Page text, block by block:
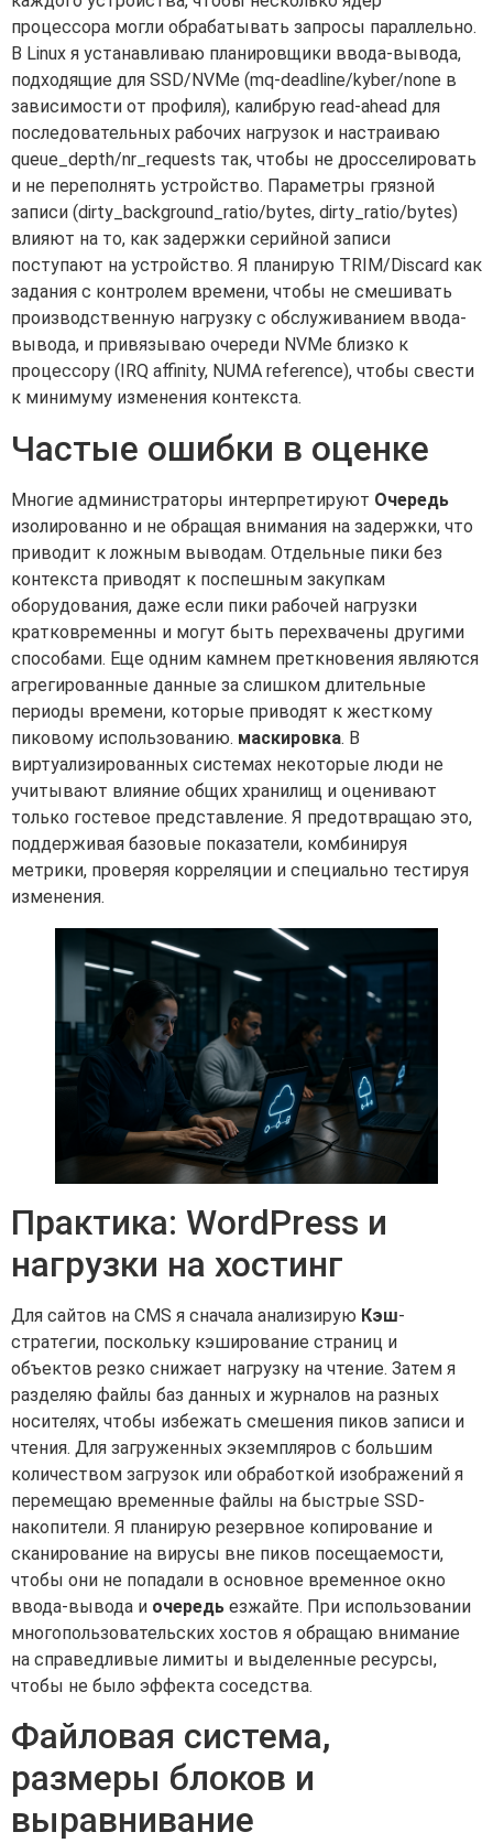
процессора могли обрабатывать запросы параллельно.
В Linux я устанавливаю планировщики ввода-вывода,
подходящие для SSD/NVMe (mq-deadline/kyber/none в
зависимости от профиля), калибрую read-ahead для
последовательных рабочих нагрузок и настраиваю
queue_depth/nr_requests так, чтобы не дросселировать
и не переполнять устройство. Параметры грязной
записи (dirty_background_ratio/bytes, dirty_ratio/bytes)
влияют на то, как задержки серийной записи
поступают на устройство. Я планирую TRIM/Discard как
задания с контролем времени, чтобы не смешивать
производственную нагрузку с обслуживанием ввода-
вывода, и привязываю очереди NVMe близко к
процессору (IRQ affinity, NUMA reference), чтобы свести
к минимуму изменения контекста.
Частые ошибки в оценке
Многие администраторы интерпретируют Очередь
изолированно и не обращая внимания на задержки, что
приводит к ложным выводам. Отдельные пики без
контекста приводят к поспешным закупкам
оборудования, даже если пики рабочей нагрузки
кратковременны и могут быть перехвачены другими
способами. Еще одним камнем преткновения являются
агрегированные данные за слишком длительные
периоды времени, которые приводят к жесткому
пиковому использованию. маскировка. В
виртуализированных системах некоторые люди не
учитывают влияние общих хранилищ и оценивают
только гостевое представление. Я предотвращаю это,
поддерживая базовые показатели, комбинируя
метрики, проверяя корреляции и специально тестируя
изменения.
Практика: WordPress и
нагрузки на хостинг
Для сайтов на CMS я сначала анализирую Кэш-
стратегии, поскольку кэширование страниц и
объектов резко снижает нагрузку на чтение. Затем я
разделяю файлы баз данных и журналов на разных
носителях, чтобы избежать смешения пиков записи и
чтения. Для загруженных экземпляров с большим
количеством загрузок или обработкой изображений я
перемещаю временные файлы на быстрые SSD-
накопители. Я планирую резервное копирование и
сканирование на вирусы вне пиков посещаемости,
чтобы они не попадали в основное временное окно
ввода-вывода и очередь езжайте. При использовании
многопользовательских хостов я обращаю внимание
на справедливые лимиты и выделенные ресурсы,
чтобы не было эффекта соседства.
Файловая система,
размеры блоков и
выравнивание